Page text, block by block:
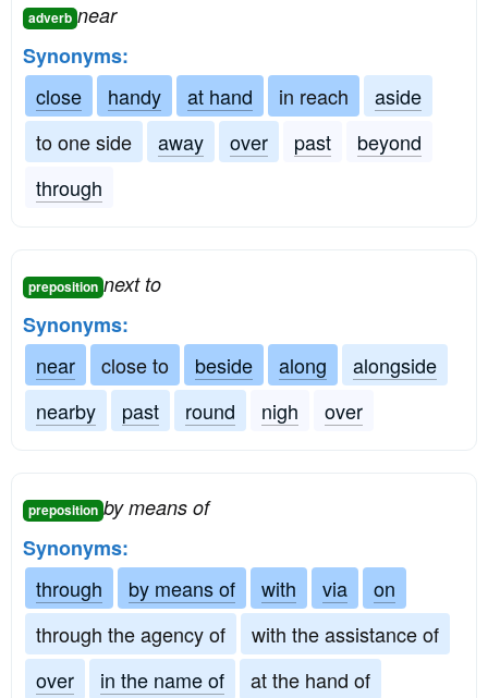
adverb near
Synonyms:
close
handy at hand in reach
aside
to one side
away over past
beyond
through
preposition next to
Synonyms:
near
close to beside along
alongside
nearby
past round nigh over
preposition by means of
Synonyms:
through
by means of with via
on
through the agency of
with the assistance of
over
in the name of at the hand of